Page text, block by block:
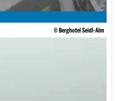
© Berghotel Seidl-Alm